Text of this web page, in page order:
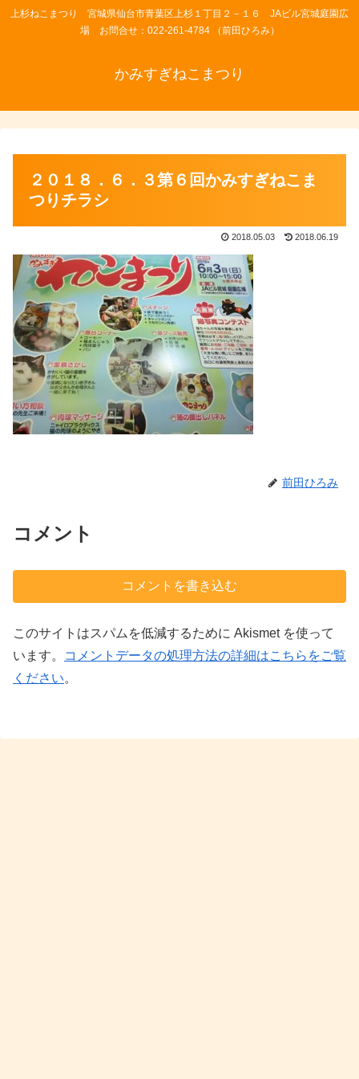
上杉ねこまつり 宮城県仙台市青葉区上杉１丁目２－１６ JAビル宮城庭園広
場 お問合せ：022-261-4784 （前田ひろみ）
かみすぎねこまつり
２０１８．６．３第６回かみすぎねこま
つりチラシ
2018.05.03 2018.06.19
前田ひろみ
コメント
コメントを書き込む
このサイトはスパムを低減するために Akismet を使って
います。
コメントデータの処理方法の詳細はこちらをご覧
ください。